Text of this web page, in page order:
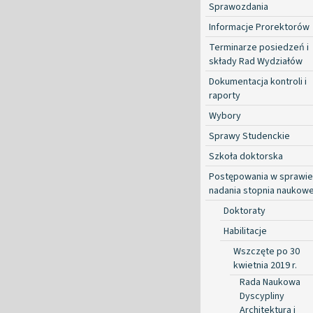
Sprawozdania
Informacje Prorektorów
Terminarze posiedzeń i
składy Rad Wydziałów
Dokumentacja kontroli i
raporty
Wybory
Sprawy Studenckie
Szkoła doktorska
Postępowania w sprawie
nadania stopnia
Doktoraty
Habilitacje
Wszczęte po 30
kwietnia 2019 r.
Rada Naukowa
Dyscypliny
Architektura i